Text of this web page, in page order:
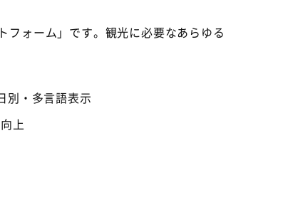
ォーム」です。観光に必要なあらゆる
別・多言語表示
上